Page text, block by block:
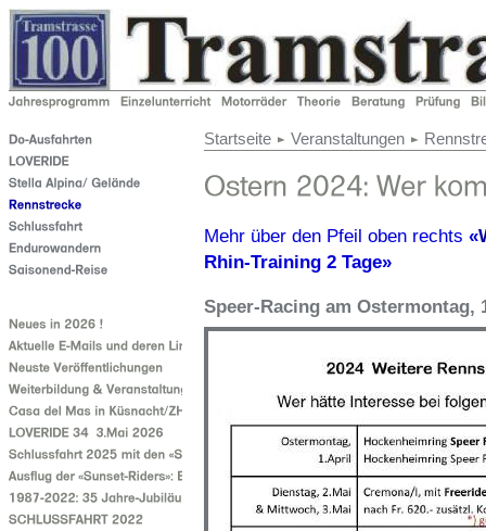
Startseite Veranstaltungen
Mehr über den Pfeil oben rechts «
Rhin-Training 2 Tage»
Speer-Racing am Ostermontag,